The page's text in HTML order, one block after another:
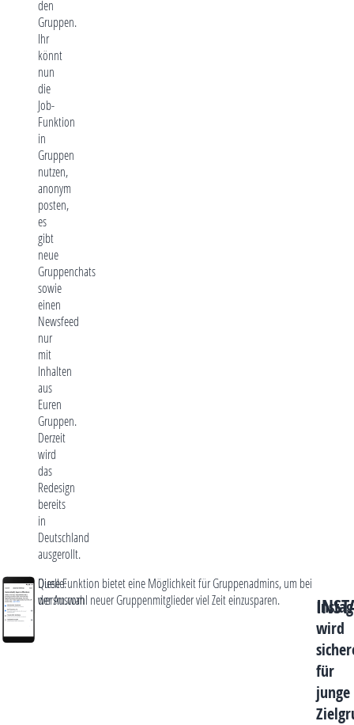
den
Gruppen.
Ihr
könnt
nun
die
Job-
Funktion
in
Gruppen
nutzen,
anonym
posten,
es
gibt
neue
Gruppenchats
sowie
einen
Newsfeed
nur
mit
Inhalten
aus
Euren
Gruppen.
Derzeit
wird
das
Redesign
bereits
in
Deutschland
ausgerollt.
Quelle:
wersm.com
Diese Funktion bietet eine Möglichkeit für Gruppenadmins, um bei
der Auswahl neuer Gruppenmitglieder viel Zeit einzusparen.
wird
für
junge